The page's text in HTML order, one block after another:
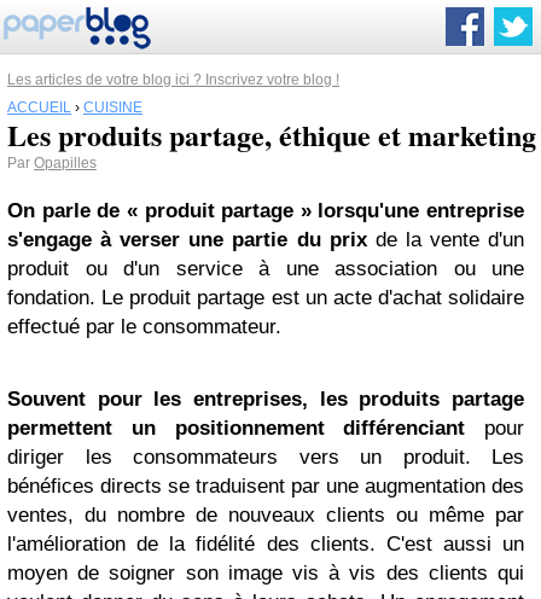
Les articles de votre blog ici ? Inscrivez votre blog !
ACCUEIL › CUISINE
Les produits partage, éthique et marketing
Par Opapilles
On parle de « produit partage » lorsqu'une entreprise
s'engage à verser une partie du prix de la vente d'un
produit ou d'un service à une association ou une
fondation. Le produit partage est un acte d'achat solidaire
effectué par le consommateur.
Souvent pour les entreprises, les produits partage
permettent un positionnement différenciant pour
diriger les consommateurs vers un produit. Les
bénéfices directs se traduisent par une augmentation des
ventes, du nombre de nouveaux clients ou même par
l'amélioration de la fidélité des clients. C'est aussi un
moyen de soigner son image vis à vis des clients qui